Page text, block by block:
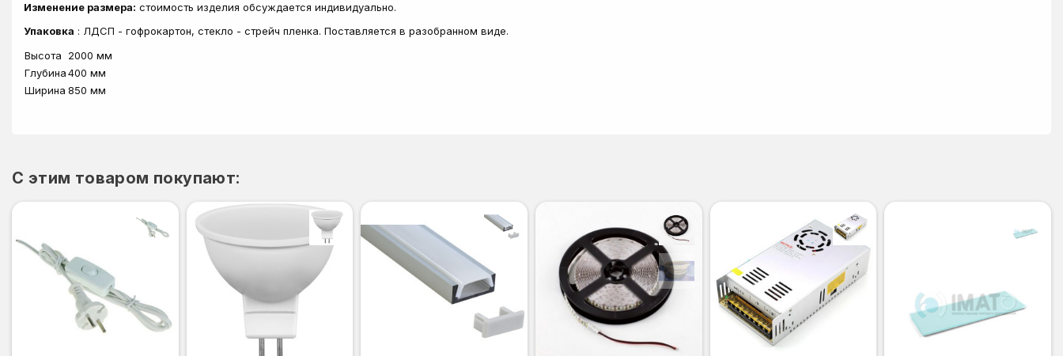
Изменение размера: стоимость изделия обсуждается индивидуально.
Упаковка : ЛДСП - гофрокартон, стекло - стрейч пленка. Поставляется в разобранном виде.
Высота
2000 мм
Глубина400 мм
Ширина 850 мм
C этим товаром покупают: